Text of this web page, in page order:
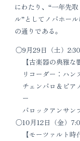
にわたり、“一年先
ル”としてノバホー
の通りである。
9月29日（土）
【古楽器の典雅な
リコーダー：ハン
チェンバロ＆ピア
ー
バロックアンサン
10月12日（金）
【モーツァルト時